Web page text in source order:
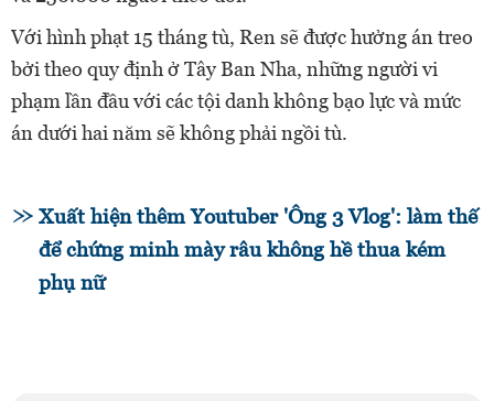
Với hình phạt 15 tháng tù, Ren sẽ được hưởng án treo
bởi theo quy định ở Tây Ban Nha, những người vi
phạm lần đầu với các tội danh không bạo lực và mức
án dưới hai năm sẽ không phải ngồi tù.
Xuất hiện thêm Youtuber 'Ông 3 Vlog': làm thế
để chứng minh mày râu không hề thua kém
phụ nữ